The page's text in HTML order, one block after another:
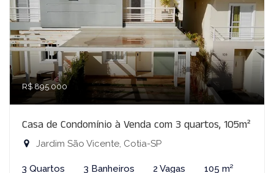
R$ 895.000
Casa de Condomínio à Venda com 3 quartos, 105m²
Jardim São Vicente, Cotia-SP
3 Quartos 3 Banheiros 2 Vagas 105 m²